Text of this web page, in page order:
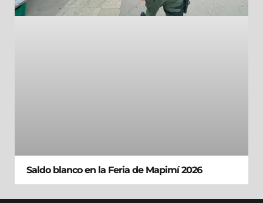
Saldo blanco en la Feria de Mapimí 2026